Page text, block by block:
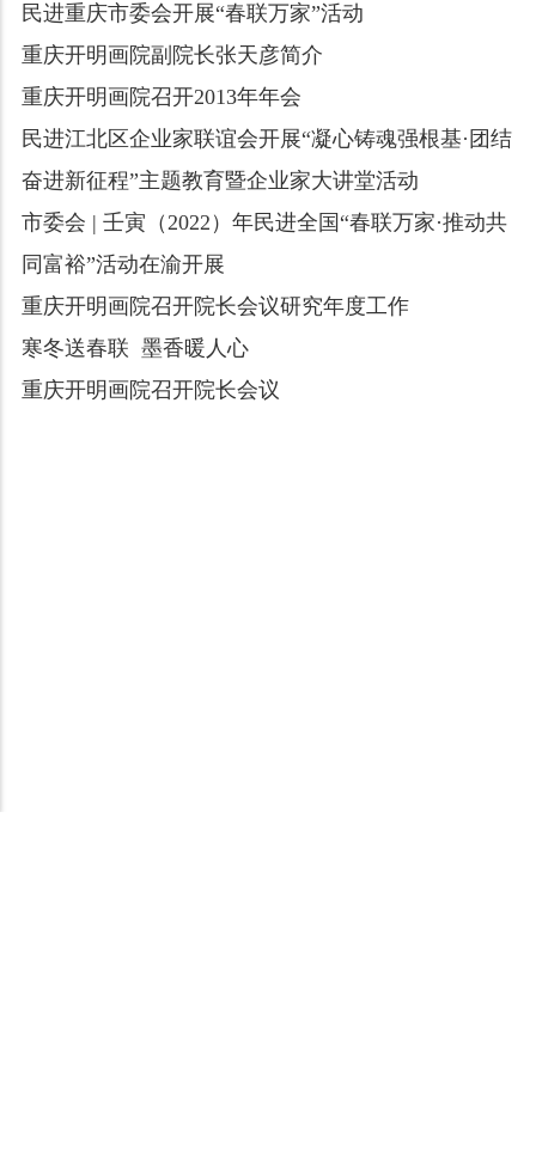
民进重庆市委会开展“春联万家”活动
重庆开明画院副院长张天彦简介
重庆开明画院召开2013年年会
民进江北区企业家联谊会开展“凝心铸魂强根基·团结
奋进新征程”主题教育暨企业家大讲堂活动
市委会 | 壬寅（2022）年民进全国“春联万家·推动共
同富裕”活动在渝开展
重庆开明画院召开院长会议研究年度工作
寒冬送春联 墨香暖人心
重庆开明画院召开院长会议